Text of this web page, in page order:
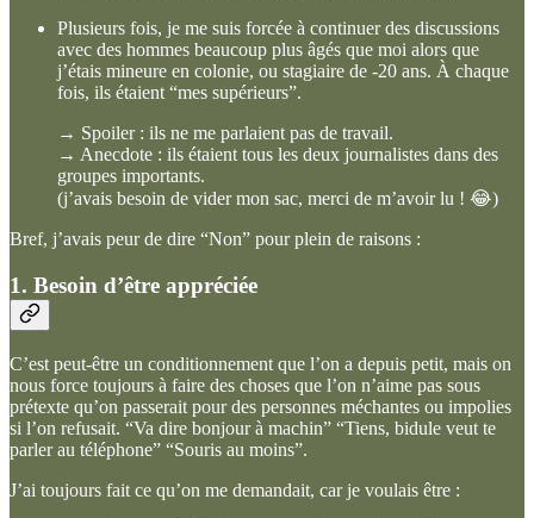
Plusieurs fois, je me suis forcée à continuer des discussions
avec des hommes beaucoup plus âgés que moi alors que
j’étais mineure en colonie, ou stagiaire de -20 ans. À chaque
fois, ils étaient “mes supérieurs”.
→ Spoiler : ils ne me parlaient pas de travail.
→ Anecdote : ils étaient tous les deux journalistes dans des
groupes importants.
(j’avais besoin de vider mon sac, merci de m’avoir lu ! 😂)
Bref, j’avais peur de dire “Non” pour plein de raisons :
1. Besoin d’être appréciée
C’est peut-être un conditionnement que l’on a depuis petit, mais on
nous force toujours à faire des choses que l’on n’aime pas sous
prétexte qu’on passerait pour des personnes méchantes ou impolies
si l’on refusait. “Va dire bonjour à machin” “Tiens, bidule veut te
parler au téléphone” “Souris au moins”.
J’ai toujours fait ce qu’on me demandait, car je voulais être :